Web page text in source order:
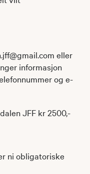
eller
informasjon
og e-
JFF kr 2500,-
ni obligatoriske